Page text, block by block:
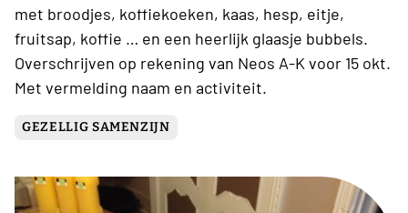
met broodjes, koffiekoeken, kaas, hesp, eitje,
fruitsap, koffie … en een heerlijk glaasje bubbels.
Overschrijven op rekening van Neos A-K voor 15 okt.
Met vermelding naam en activiteit.
GEZELLIG SAMENZIJN